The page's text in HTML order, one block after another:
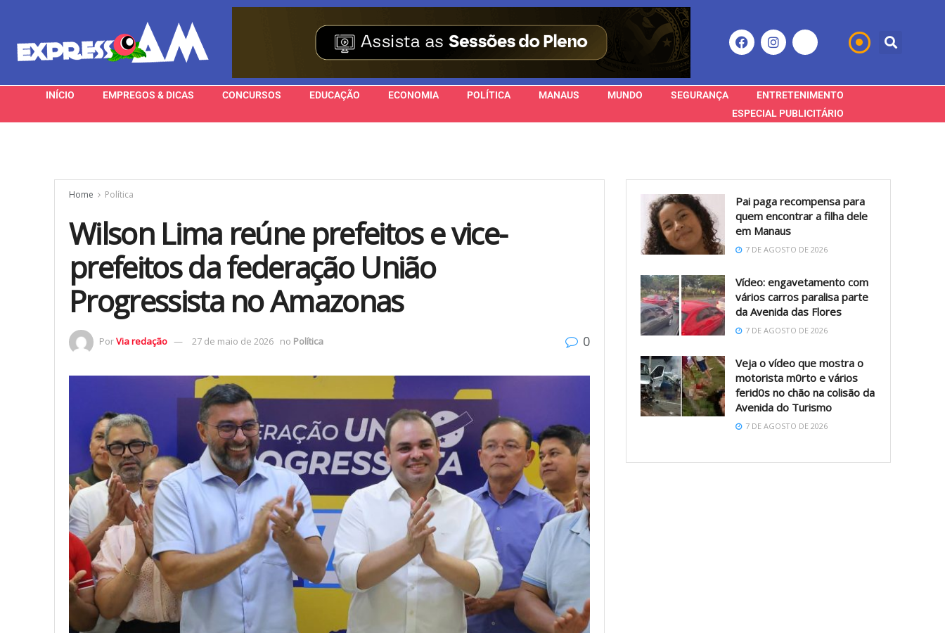
INÍCIO EMPREGOS & DICAS CONCURSOS EDUCAÇÃO ECONOMIA POLÍTICA MANAUS MUNDO SEGURANÇA
ENTRETENIMENTO
ESPECIAL PUBLICITÁRIO
Home Política
Wilson Lima reúne prefeitos e vice-
prefeitos da federação União
Progressista no Amazonas
PorVia redação 27 de maio de 2026 no Política 0
Pai paga recompensa para
quem encontrar a filha dele
em Manaus
7 DE AGOSTO DE 2026
Vídeo: engavetamento com
vários carros paralisa parte
da Avenida das Flores
7 DE AGOSTO DE 2026
Veja o vídeo que mostra o
motorista m0rto e vários
ferid0s no chão na colisão da
Avenida do Turismo
7 DE AGOSTO DE 2026